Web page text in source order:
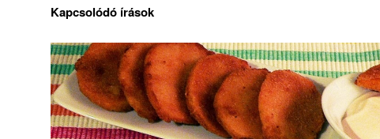
Kapcsolódó írások